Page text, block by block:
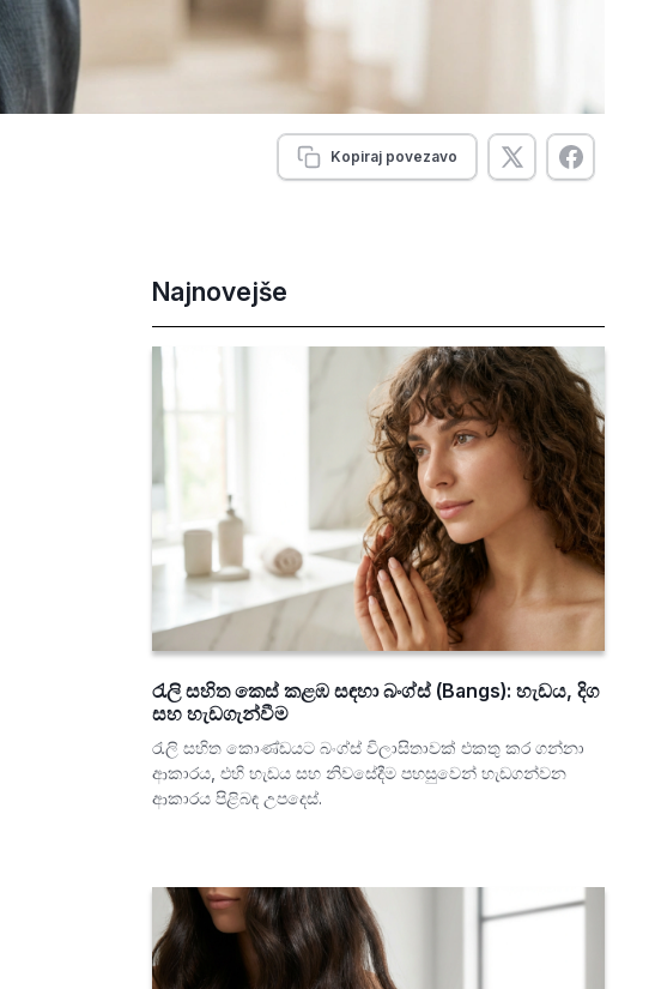
Kopiraj povezavo
Najnovejše
රැලි සහිත කෙස් කළඹ සඳහා බංග්ස් (Bangs): හැඩය, දිග
සහ හැඩගැන්වීම
රැලි සහිත කොණ්ඩයට බංග්ස් විලාසිතාවක් එකතු කර ගන්නා
ආකාරය, එහි හැඩය සහ නිවසේදීම පහසුවෙන් හැඩගන්වන
ආකාරය පිළිබඳ උපදෙස්.